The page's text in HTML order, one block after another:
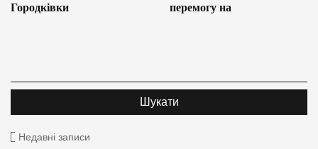
Городківки
перемогу на
Недавні записи